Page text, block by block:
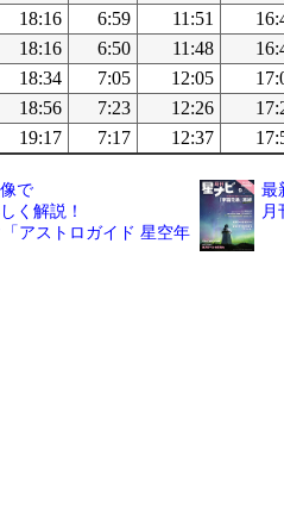
18:16 6:59 11:51
18:16 6:50 11:48
18:34 7:05 12:05
18:56 7:23 12:26
19:17 7:17 12:37
で
く解説！
アストロガイド 星空年
最
月